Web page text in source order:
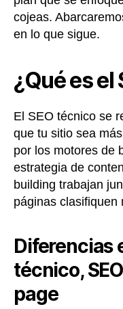
cojeas.
en lo que sigue.
¿Qué es el
El SEO técnico se
que tu sitio sea
por los motores de
estrategia de
building trabajan
páginas clasifiquen
Diferencias
técnico,
page